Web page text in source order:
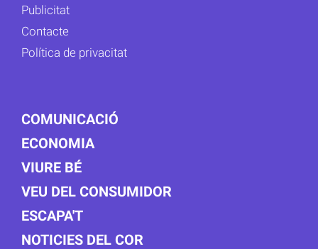
Publicitat
Contacte
Política de privacitat
COMUNICACIÓ
ECONOMIA
VIURE BÉ
VEU DEL CONSUMIDOR
ESCAPA'T
NOTICIES DEL COR